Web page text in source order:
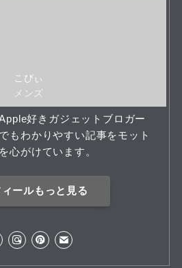
こびぃ
メンズ
好きガジェットブロガー
もわかりやすい記事をモット
心がけています。
ールもっと見る